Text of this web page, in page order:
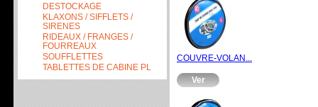
DESTOCKAGE
KLAXONS / SIFFLETS /
SIRENES
RIDEAUX / FRANGES /
FOURREAUX
SOUFFLETTES
TABLETTES DE CABINE PL
COUVRE-VOLAN...
Ver